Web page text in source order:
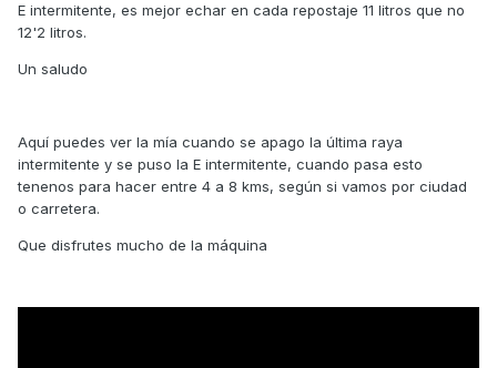
E intermitente, es mejor echar en cada repostaje 11 litros que no
12'2 litros.
Un saludo
Aquí puedes ver la mía cuando se apago la última raya
intermitente y se puso la E intermitente, cuando pasa esto
tenenos para hacer entre 4 a 8 kms, según si vamos por ciudad
o carretera.
Que disfrutes mucho de la máquina